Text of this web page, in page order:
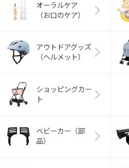
オーラルケア
（お口のケア）
アウトドアグッズ
（ヘルメット）
ショッピングカー
ト
ベビーカー（部
品）